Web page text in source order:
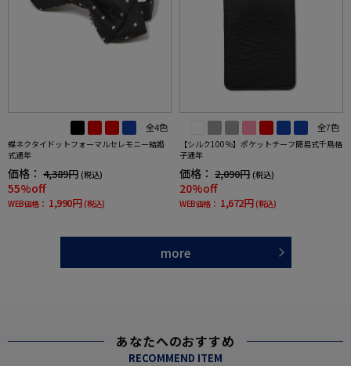
全4色
蝶ネクタイドットフォーマルセレモニー結婚
式通年
価格： 4,389円 (税込)
55%off
WEB価格： 1,990円 (税込)
全7色
【シルク100％】ポケットチーフ簡易式千鳥格
子通年
価格： 2,090円 (税込)
20%off
WEB価格： 1,672円 (税込)
more
あなたへのおすすめ
RECOMMEND ITEM